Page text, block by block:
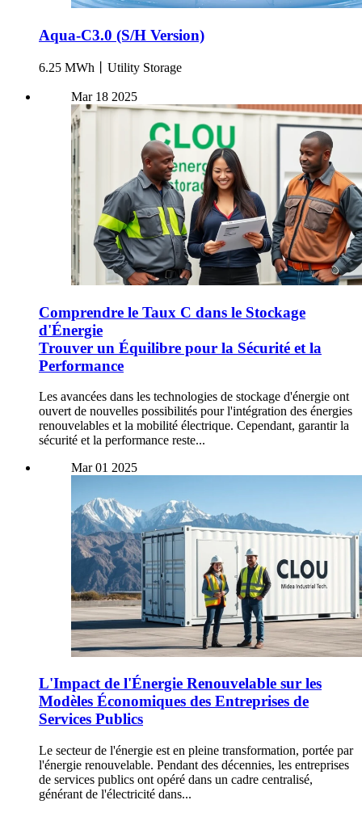
Aqua-C3.0 (S/H Version)
6.25 MWh丨Utility Storage
Mar 18 2025
Comprendre le Taux C dans le Stockage
d'Énergie
Trouver un Équilibre pour la Sécurité et la
Performance
Les avancées dans les technologies de stockage d'énergie ont
ouvert de nouvelles possibilités pour l'intégration des énergies
renouvelables et la mobilité électrique. Cependant, garantir la
sécurité et la performance reste...
Mar01 2025
L'Impact de l'Énergie Renouvelable sur les
Modèles Économiques des Entreprises de
Services Publics
Le secteur de l'énergie est en pleine transformation, portée par
l'énergie renouvelable. Pendant des décennies, les entreprises
de services publics ont opéré dans un cadre centralisé,
générant de l'électricité dans...